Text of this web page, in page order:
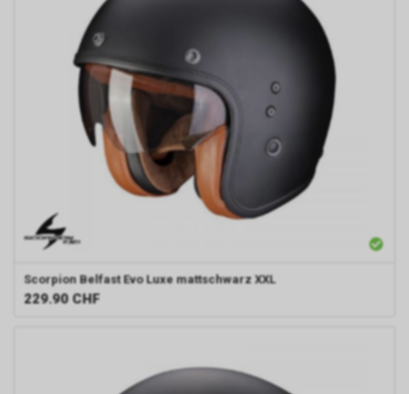
Scorpion Belfast Evo Luxe mattschwarz XXL
229.90 CHF